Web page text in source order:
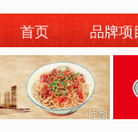
首页 品牌项